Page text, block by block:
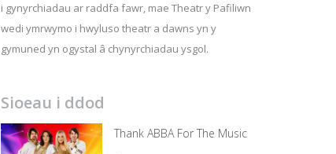
i gynyrchiadau ar raddfa fawr, mae Theatr y Pafiliwn
wedi ymrwymo i hwyluso theatr a dawns yn y
gymuned yn ogystal â chynyrchiadau ysgol.
Sioeau i ddod
Thank ABBA For The Music